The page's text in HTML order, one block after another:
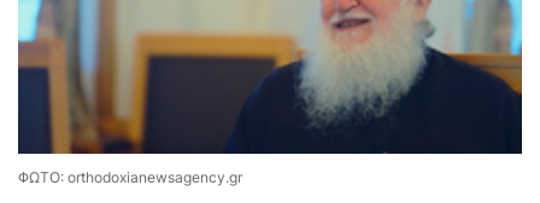
ΦΩΤΟ: orthodoxianewsagency.gr